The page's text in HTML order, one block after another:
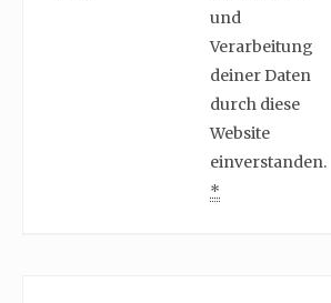
und
Verarbeitung
deiner Daten
durch diese
Website
einverstanden.
*